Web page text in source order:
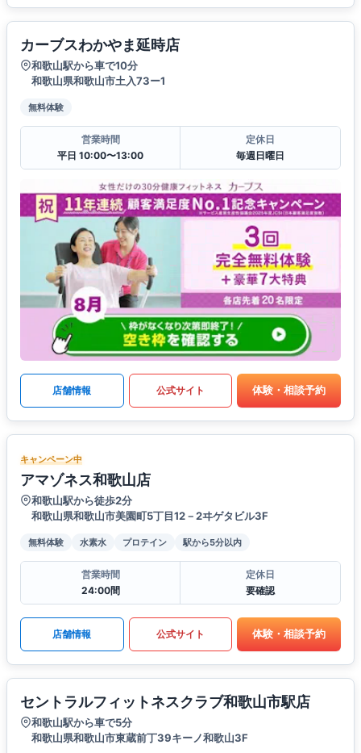
カーブスわかやま延時店
和歌山駅から車で10分
和歌山県和歌山市土入73ー1
無料体験
営業時間
平日 10:00〜13:00
定休日
毎週日曜日
店舗情報 公式サイト 体験・相談予約
キャンペーン中
アマゾネス和歌山店
和歌山駅から徒歩2分
和歌山県和歌山市美園町5丁目12－2ヰゲタビル3F
無料体験 水素水 プロテイン 駅から5分以内
営業時間
24:00間
定休日
要確認
店舗情報 公式サイト 体験・相談予約
セントラルフィットネスクラブ和歌山市駅店
和歌山駅から車で5分
和歌山県和歌山市東蔵前丁39キーノ和歌山3F